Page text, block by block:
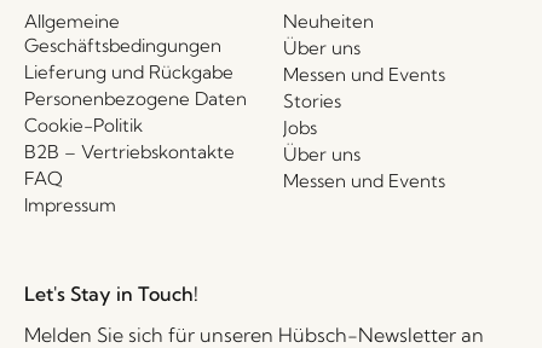
Allgemeine
Geschäftsbedingungen
Lieferung und Rückgabe
Personenbezogene Daten
Cookie-Politik
B2B – Vertriebskontakte
FAQ
Impressum
Neuheiten
Über uns
Messen und Events
Stories
Jobs
Über uns
Messen und Events
Let's Stay in Touch!
Melden Sie sich für unseren Hübsch-Newsletter an